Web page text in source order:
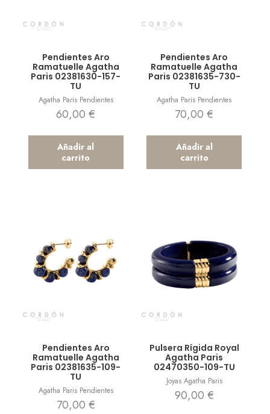
Pendientes Aro
Ramatuelle Agatha
Paris 02381630-157-
TU
Agatha Paris Pendientes
60,00€
Añadir al
carrito
Pendientes Aro
Ramatuelle Agatha
Paris 02381635-730-
TU
Agatha Paris Pendientes
70,00€
Añadir al
carrito
Pendientes Aro
Ramatuelle Agatha
Paris 02381635-109-
TU
Agatha Paris Pendientes
70,00 €
Pulsera Rígida Royal
Agatha Paris
02470350-109-TU
Joyas Agatha Paris
90,00 €